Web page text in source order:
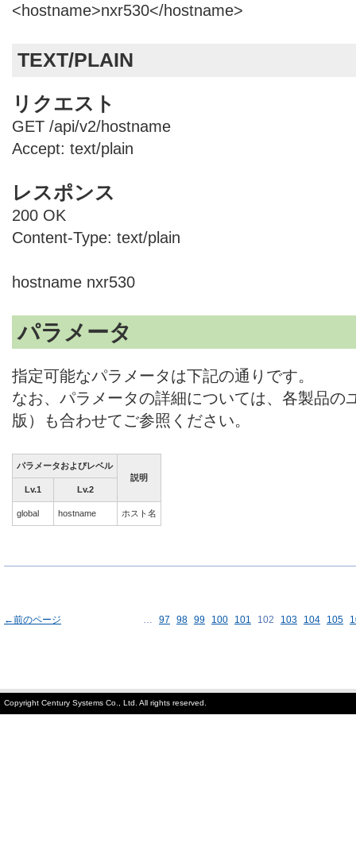
<hostname>nxr530</hostname>
TEXT/PLAIN
リクエスト
GET /api/v2/hostname
Accept: text/plain
レスポンス
200 OK
Content-Type: text/plain
hostname nxr530
パラメータ
指定可能なパラメータは下記の通りです。
なお、パラメータの詳細については、各製品の
版）も合わせてご参照ください。
パラメータおよびレベル
説明
Lv.1
Lv.2
global hostname ホスト名
←前のページ … 97 98 99 100 101 102 103 104 105
Copyright Century Systems Co., Ltd. All rights reserved.